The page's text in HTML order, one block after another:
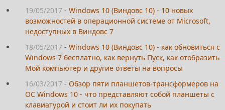
19/05/2017 - Windows 10 (Виндовс 10) - 10 новых
возможностей в операционной системе от Microsoft,
недоступных в Виндовс 7
18/05/2017 - Windows 10 (Виндовс 10) - как обновиться c
Windows 7 бесплатно, как вернуть Пуск, как отобразить
Мой компьютер и другие ответы на вопросы
16/03/2017 - Обзор пяти планшетов-трансформеров на
ОС Windows 10 - что представляют собой планшеты с
клавиатурой и стоит ли их покупать